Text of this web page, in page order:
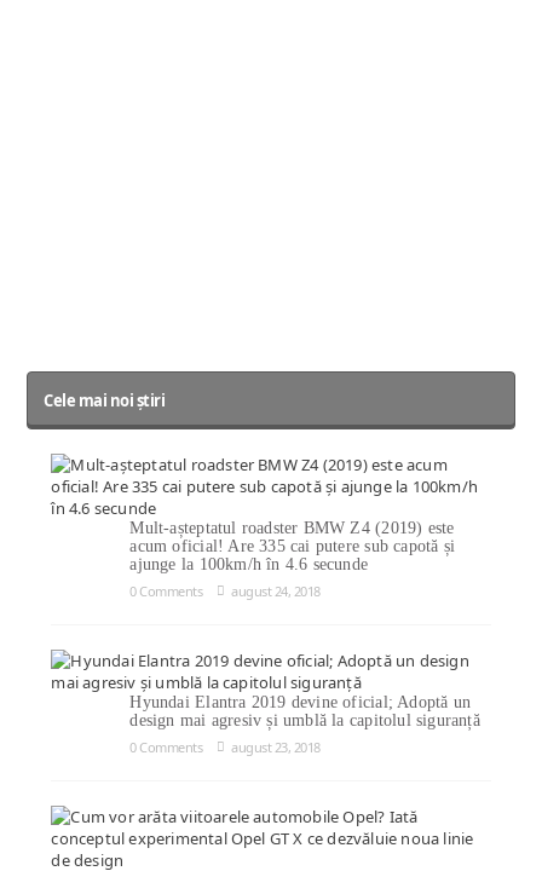
Cele mai noi știri
Mult-așteptatul roadster BMW Z4 (2019) este
acum oficial! Are 335 cai putere sub capotă și
ajunge la 100km/h în 4.6 secunde
0 Comments
august 24, 2018
Hyundai Elantra 2019 devine oficial; Adoptă un
design mai agresiv și umblă la capitolul siguranță
0 Comments
august 23, 2018